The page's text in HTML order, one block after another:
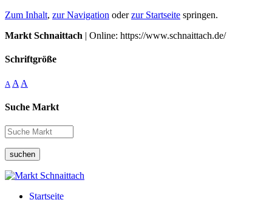
Zum Inhalt, zur Navigation oderzur Startseite springen.
Markt Schnaittach | Online: https://www.schnaittach.de/
Schriftgröße
A A A
Suche Markt
suchen
Startseite